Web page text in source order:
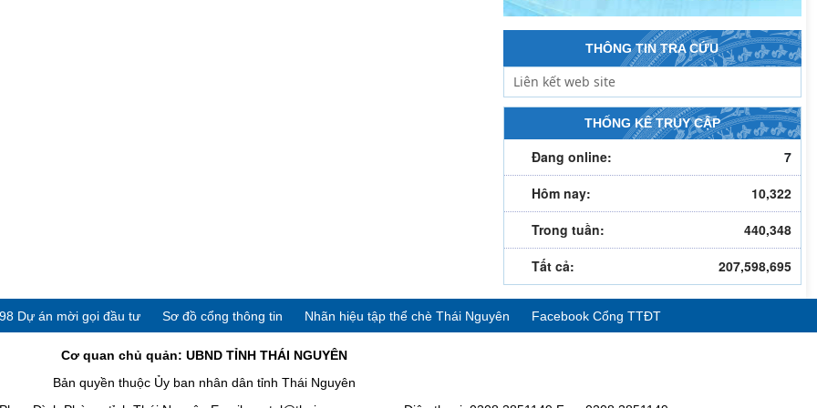
THÔNG TIN TRA CỨU
THỐNG KÊ TRUY CẬP
Đang online:
7
Hôm nay:
10,322
Trong tuần:
440,348
Tất cả:
207,598,695
Dự án mời gọi đầu tư Sơ đồ cổng thông tin Nhãn hiệu tập thể chè Thái Nguyên Facebook Cổng TTĐT
Cơ quan chủ quản: UBND TỈNH THÁI NGUYÊN
Bản quyền thuộc Ủy ban nhân dân tỉnh Thái Nguyên